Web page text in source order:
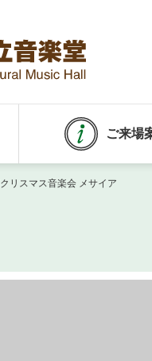
ご来場
リスマス音楽会 メサイア